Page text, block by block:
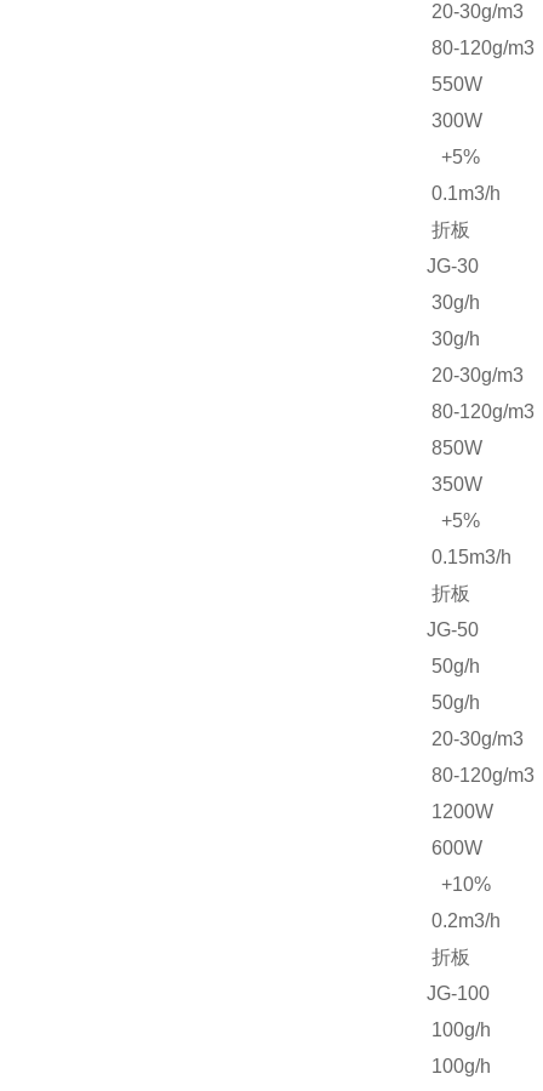
20-30g/m3
80-120g/m3
550W
300W
+5%
0.1m3/h
折板
JG-30
30g/h
30g/h
20-30g/m3
80-120g/m3
850W
350W
+5%
0.15m3/h
折板
JG-50
50g/h
50g/h
20-30g/m3
80-120g/m3
1200W
600W
+10%
0.2m3/h
折板
JG-100
100g/h
100g/h